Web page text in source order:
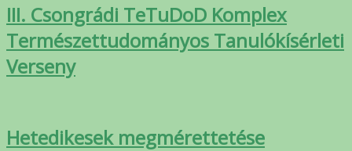
III. Csongrádi TeTuDoD Komplex
Természettudományos Tanulókísérleti
Verseny
Hetedikesek megmérettetése